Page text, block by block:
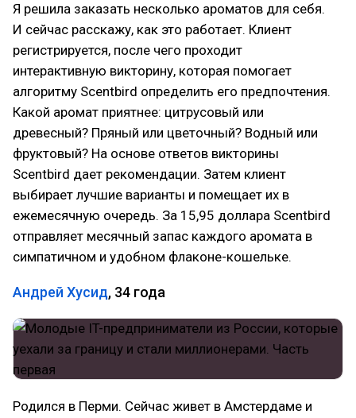
Я решила заказать несколько ароматов для себя.
И сейчас расскажу, как это работает. Клиент
регистрируется, после чего проходит
интерактивную викторину, которая помогает
алгоритму Scentbird определить его предпочтения.
Какой аромат приятнее: цитрусовый или
древесный? Пряный или цветочный? Водный или
фруктовый? На основе ответов викторины
Scentbird дает рекомендации. Затем клиент
выбирает лучшие варианты и помещает их в
ежемесячную очередь. За 15,95 доллара Scentbird
отправляет месячный запас каждого аромата в
симпатичном и удобном флаконе-кошельке.
Андрей Хусид, 34 года
Родился в Перми. Сейчас живет в Амстердаме и